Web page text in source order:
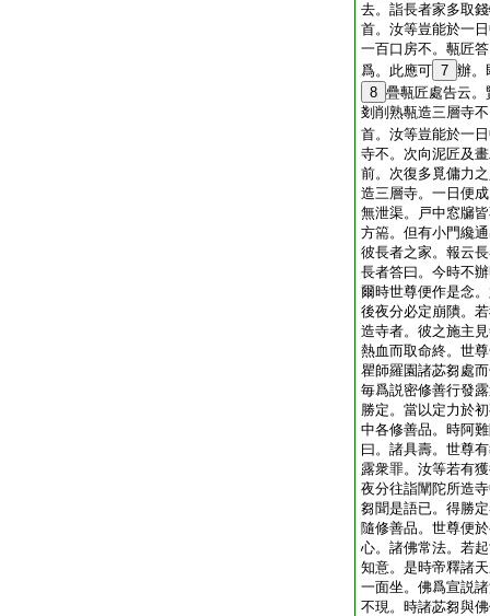
去。詣長者家多取
首。汝等豈能於一
一百口房不。甎匠
爲。此應可 7 辦。
8 疊甎匠處告云
剗削熟甎造三層寺
首。汝等豈能於一
寺不。次向泥匠及
前。次復多覓傭力
造三層寺。一日便
無泄渠。戸中窓牖
方篅。但有小門纔
彼長者之家。報云
長者答曰。今時不
爾時世尊便作是念
後夜分必定崩隤。
造寺者。彼之施主
熱血而取命終。世
瞿師羅園諸苾芻處
毎爲説密修善行發
勝定。當以定力於
中各修善品。時阿
曰。諸具壽。世尊
露衆罪。汝等若有
夜分往詣闡陀所造
芻聞是語已。得勝
隨修善品。世尊便
心。諸佛常法。若
知意。是時帝釋諸
一面坐。佛爲宣説
不現。時諸苾芻與